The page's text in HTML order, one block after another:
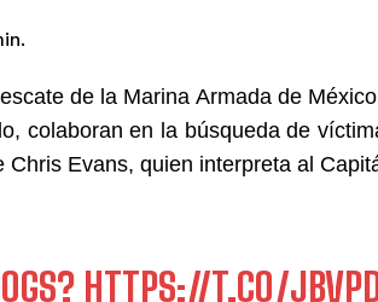
de la Marina Armada de
colaboran en la búsqueda de
Evans, quien interpreta al
HTTPS://T.CO/